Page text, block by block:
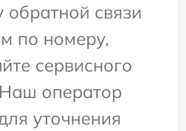
связи
по номеру,
сервисного
оператор
уточнения